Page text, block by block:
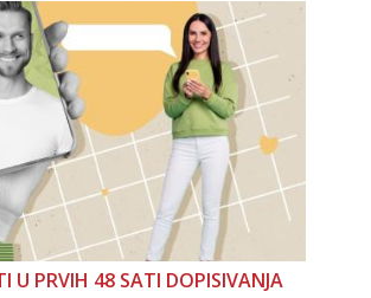
U PRVIH 48 SATI DOPISIVANJA